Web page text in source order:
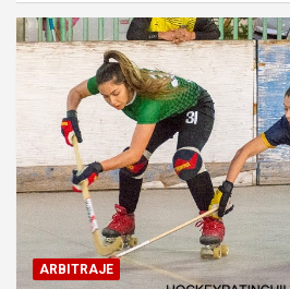
ARBITRAJE